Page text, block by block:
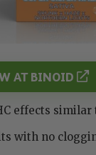
AT BINOID
effects similar
with no